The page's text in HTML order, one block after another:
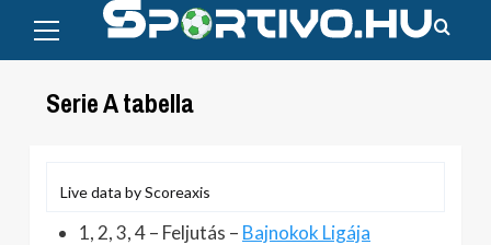
content
Menu
Serie A tabella
Live data byScoreaxis
1, 2, 3, 4 – Feljutás – Bajnokok Ligája